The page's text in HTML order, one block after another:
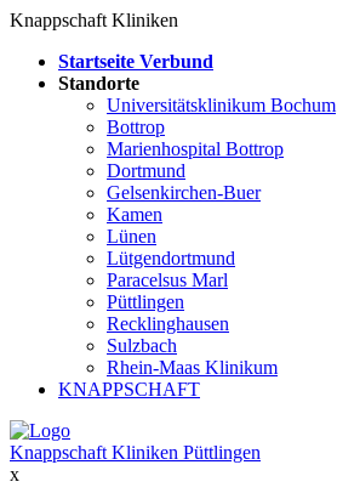
Knappschaft Kliniken
Startseite Verbund
Standorte
Universitätsklinikum Bochum
Bottrop
Marienhospital Bottrop
Dortmund
Gelsenkirchen-Buer
Kamen
Lünen
Lütgendortmund
Paracelsus Marl
Püttlingen
Recklinghausen
Sulzbach
Rhein-Maas Klinikum
KNAPPSCHAFT
Knappschaft Kliniken Püttlingen
x